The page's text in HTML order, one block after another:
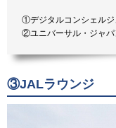
①デジタルコンシェルジ
②ユニバーサル・ジャ
③JALラウンジ